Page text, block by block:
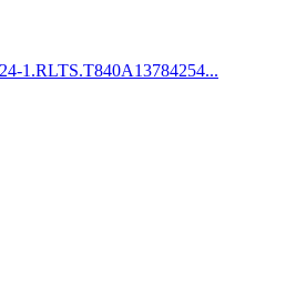
1.RLTS.T840A13784254...